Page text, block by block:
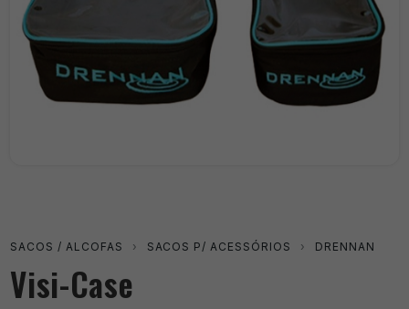
SACOS / ALCOFAS › SACOS P/ ACESSÓRIOS › DRENNAN
Visi-Case